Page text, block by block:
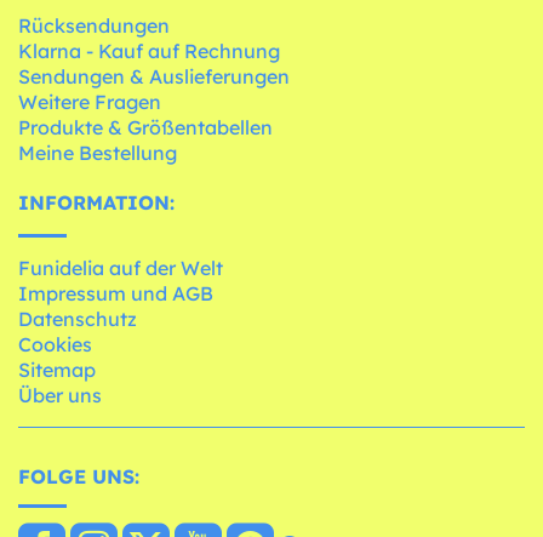
Rücksendungen
Klarna - Kauf auf Rechnung
Sendungen & Auslieferungen
Weitere Fragen
Produkte & Größentabellen
Meine Bestellung
INFORMATION:
Funidelia auf der Welt
Impressum und AGB
Datenschutz
Cookies
Sitemap
Über uns
FOLGE UNS: